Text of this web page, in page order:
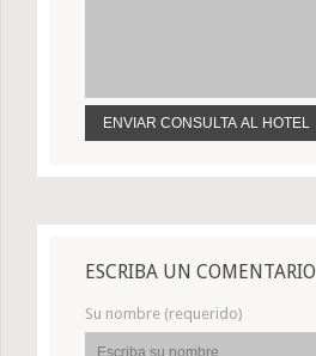
ESCRIBA UN COMENTARIO
Su nombre (requerido)